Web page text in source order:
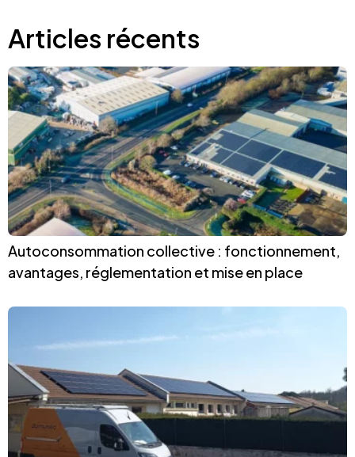
Articles récents
Autoconsommation collective : fonctionnement,
avantages, réglementation et mise en place